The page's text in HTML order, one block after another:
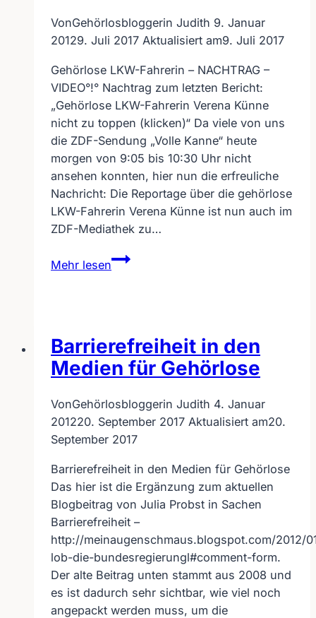
VonGehörlosbloggerin Judith 9. Januar
20129. Juli 2017 Aktualisiert am9. Juli 2017
Gehörlose LKW-Fahrerin – NACHTRAG –
VIDEO°!° Nachtrag zum letzten Bericht:
„Gehörlose LKW-Fahrerin Verena Künne
nicht zu toppen (klicken)“ Da viele von uns
die ZDF-Sendung „Volle Kanne“ heute
morgen von 9:05 bis 10:30 Uhr nicht
ansehen konnten, hier nun die erfreuliche
Nachricht: Die Reportage über die gehörlose
LKW-Fahrerin Verena Künne ist nun auch im
ZDF-Mediathek zu…
Mehr lesen
Gehörlose
LKW-
–
VIDEO°!
°
Barrierefreiheit in den
Medien für Gehörlose
VonGehörlosbloggerin Judith 4. Januar
201220. September 2017 Aktualisiert am20.
September 2017
Barrierefreiheit in den Medien für Gehörlose
Das hier ist die Ergänzung zum aktuellen
Blogbeitrag von Julia Probst in Sachen
Barrierefreiheit –
http://meinaugenschmaus.blogspot.com/2012/
lob-die-bundesregierungl#comment-form.
Der alte Beitrag unten stammt aus 2008 und
es ist dadurch sehr sichtbar, wie viel noch
angepackt werden muss, um die